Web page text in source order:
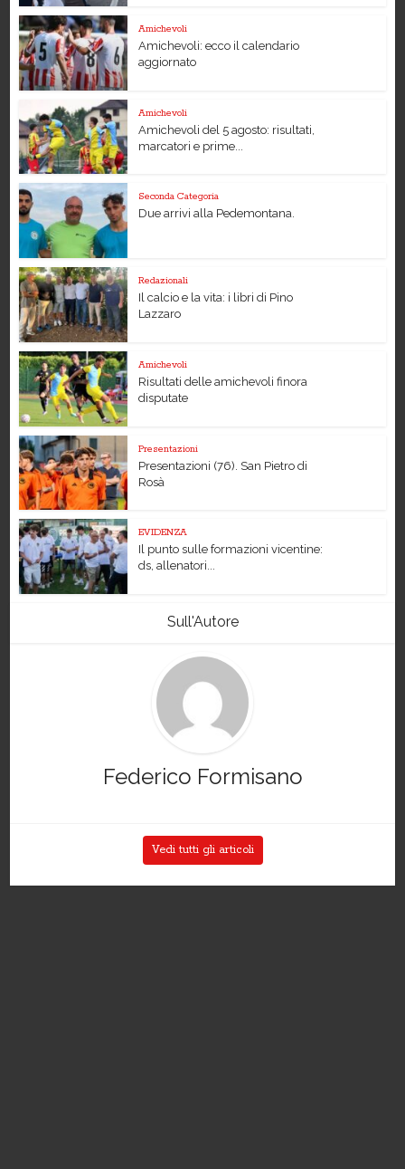
Amichevoli
Amichevoli: ecco il calendario
aggiornato
Amichevoli
Amichevoli del 5 agosto: risultati,
marcatori e prime...
Seconda Categoria
Due arrivi alla Pedemontana.
Redazionali
Il calcio e la vita: i libri di Pino
Lazzaro
Amichevoli
Risultati delle amichevoli finora
disputate
Presentazioni
Presentazioni (76). San Pietro di
Rosà
EVIDENZA
Il punto sulle formazioni vicentine:
ds, allenatori...
Sull'Autore
Federico Formisano
Vedi tutti gli articoli